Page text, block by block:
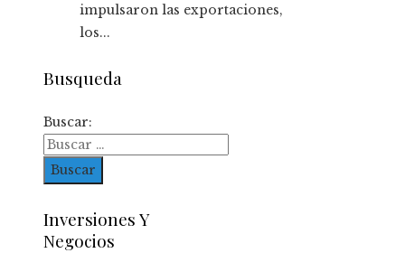
impulsaron las exportaciones,
los...
Busqueda
Buscar:
Inversiones Y
Negocios